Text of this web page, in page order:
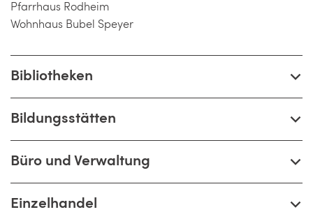
Pfarrhaus Rodheim
Wohnhaus Bubel Speyer
Bibliotheken
Bildungsstätten
Büro und Verwaltung
Einzelhandel